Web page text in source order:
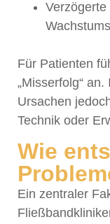
Für Patienten
„Misserfolg“
Ursachen
Technik oder
Wie
Ein zentraler